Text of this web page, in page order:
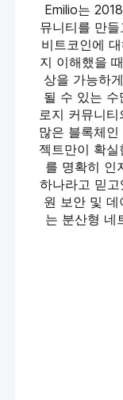
Emilio는
뮤니티를 만
비트코인에
지 이해했을
상을 가능하
될 수 있는 수
로지 커뮤니
많은 블록체
젝트만이 확
를 명확히 인
하나라고 믿
원 보안 및
는 분산형 네